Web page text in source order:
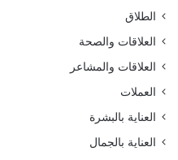
الطلاق
العلاقات والصحة
العلاقات والمشاعر
العملات
العناية بالبشرة
العناية بالجمال